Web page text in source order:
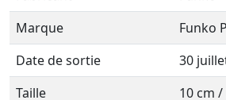
Marque
Funko
Date de sortie
30
Taille
10 cm /